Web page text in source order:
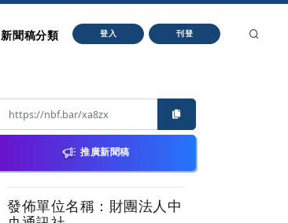
新聞稿分類 登入 刊登
推廣新聞稿
發佈單位名稱：財團法人中